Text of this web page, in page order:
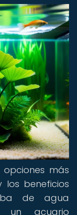
más
beneficios
de agua
un acuario